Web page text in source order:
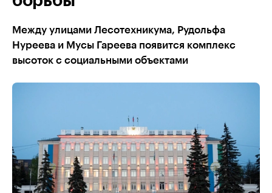
Между улицами Лесотехникума, Рудольфа
Нуреева и Мусы Гареева появится комплекс
высоток с социальными объектами